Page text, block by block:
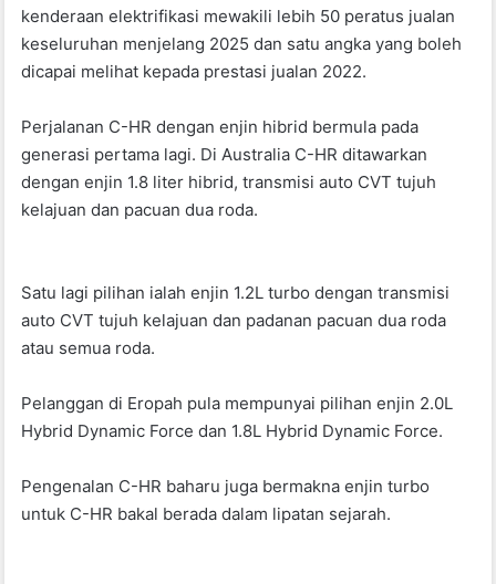
kenderaan elektrifikasi mewakili lebih 50 peratus jualan
keseluruhan menjelang 2025 dan satu angka yang boleh
dicapai melihat kepada prestasi jualan 2022.
Perjalanan C-HR dengan enjin hibrid bermula pada
generasi pertama lagi. Di Australia C-HR ditawarkan
dengan enjin 1.8 liter hibrid, transmisi auto CVT tujuh
kelajuan dan pacuan dua roda.
Satu lagi pilihan ialah enjin 1.2L turbo dengan transmisi
auto CVT tujuh kelajuan dan padanan pacuan dua roda
atau semua roda.
Pelanggan di Eropah pula mempunyai pilihan enjin 2.0L
Hybrid Dynamic Force dan 1.8L Hybrid Dynamic Force.
Pengenalan C-HR baharu juga bermakna enjin turbo
untuk C-HR bakal berada dalam lipatan sejarah.